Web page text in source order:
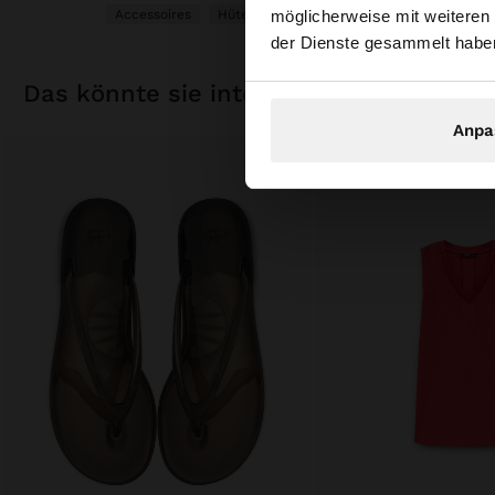
möglicherweise mit
der Dienste gesammelt
durchsuchen?
Accessoires
das könnte sie interessieren